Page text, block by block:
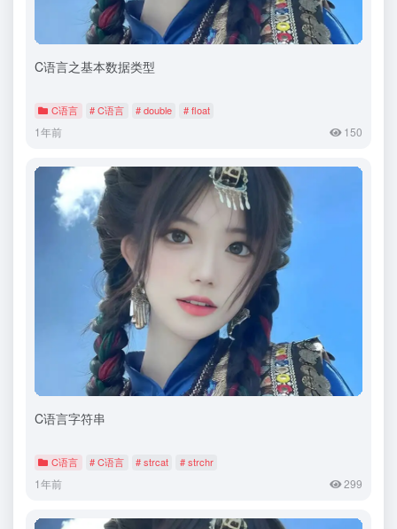
C语言之基本数据类型
C语言 # C语言 # double # float
1年前 150
C语言字符串
C语言 # C语言 # strcat # strchr
1年前 299